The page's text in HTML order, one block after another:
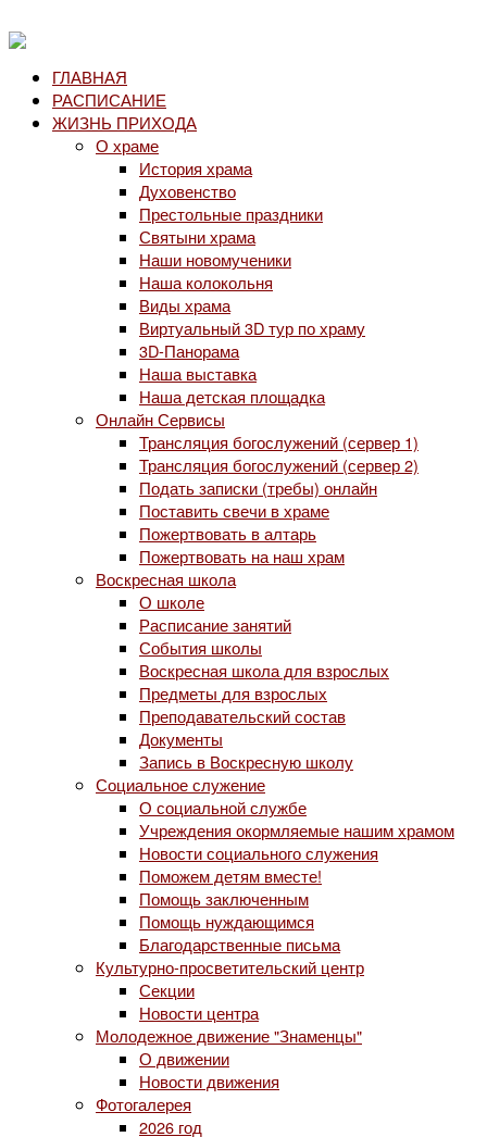
ГЛАВНАЯ
РАСПИСАНИЕ
ЖИЗНЬ ПРИХОДА
О храме
История храма
Духовенство
Престольные праздники
Святыни храма
Наши новомученики
Наша колокольня
Виды храма
Виртуальный 3D тур по храму
3D-Панорама
Наша выставка
Наша детская площадка
Онлайн Сервисы
Трансляция богослужений (сервер 1)
Трансляция богослужений (сервер 2)
Подать записки (требы) онлайн
Поставить свечи в храме
Пожертвовать в алтарь
Пожертвовать на наш храм
Воскресная школа
О школе
Расписание занятий
События школы
Воскресная школа для взрослых
Предметы для взрослых
Преподавательский состав
Документы
Запись в Воскресную школу
Социальное служение
О социальной службе
Учреждения окормляемые нашим храмом
Новости социального служения
Поможем детям вместе!
Помощь заключенным
Помощь нуждающимся
Благодарственные письма
Культурно-просветительский центр
Секции
Новости центра
Молодежное движение "Знаменцы"
О движении
Новости движения
Фотогалерея
2026 год